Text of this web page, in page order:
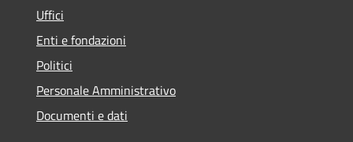
Uffici
Enti e fondazioni
Politici
Personale Amministrativo
Documenti e dati